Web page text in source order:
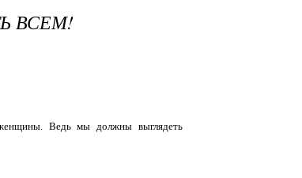
ВСЕМ!
Ведь мы должны выглядеть